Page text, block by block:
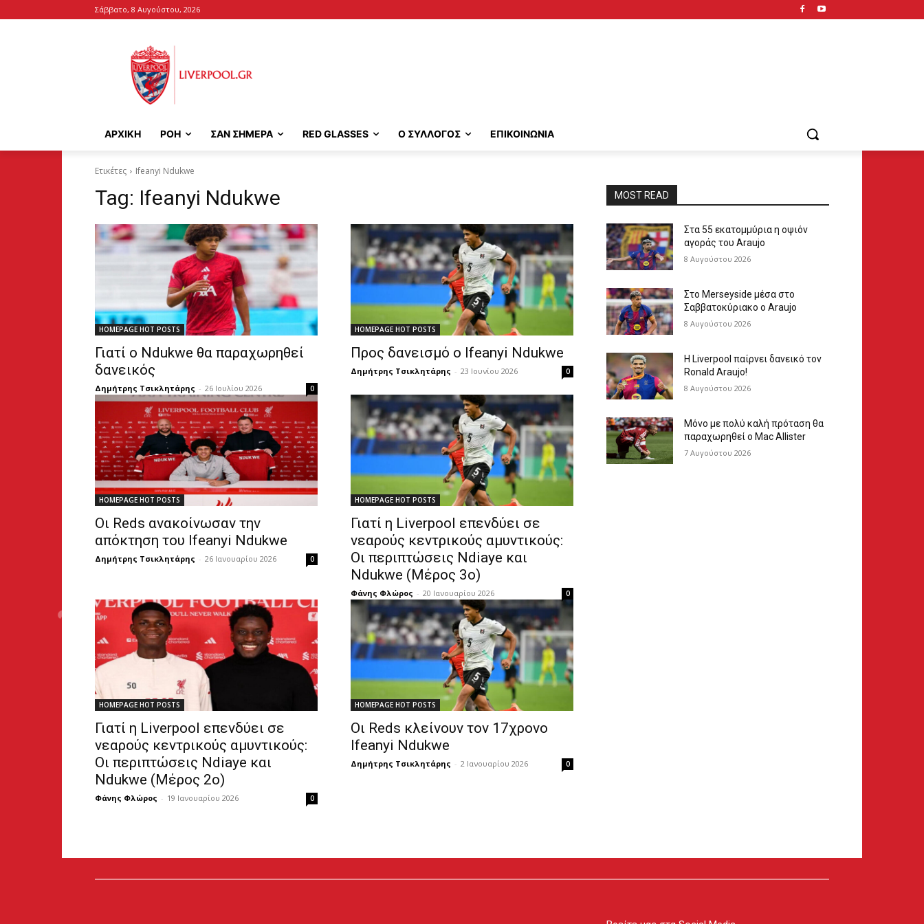
Σάββατο, 8 Αυγούστου, 2026
ΑΡΧΙΚΉ ΡΟΗ ΣΑΝ ΣΗΜΕΡΑ RED GLASSES Ο ΣΥΛΛΟΓΟΣ ΕΠΙΚΟΙΝΩΝΙΑ
Ετικέτες Ifeanyi Ndukwe
Tag: Ifeanyi Ndukwe
HOMEPAGE HOT POSTS
Γιατί ο Ndukwe θα παραχωρηθεί
δανεικός
Δημήτρης Τσικλητάρης - 26 Ιουλίου 2026 0
HOMEPAGE HOT POSTS
Προς δανεισμό ο Ifeanyi Ndukwe
Δημήτρης Τσικλητάρης - 23 Ιουνίου 2026 0
HOMEPAGE HOT POSTS
Οι Reds ανακοίνωσαν την
απόκτηση του Ifeanyi Ndukwe
Δημήτρης Τσικλητάρης - 26 Ιανουαρίου 2026 0
HOMEPAGE HOT POSTS
Γιατί η Liverpool επενδύει σε
νεαρούς κεντρικούς αμυντικούς:
Οι περιπτώσεις Ndiaye και
Ndukwe (Μέρος 3ο)
Φάνης Φλώρος - 20 Ιανουαρίου 2026 0
HOMEPAGE HOT POSTS
Γιατί η Liverpool επενδύει σε
νεαρούς κεντρικούς αμυντικούς:
Οι περιπτώσεις Ndiaye και
Ndukwe (Μέρος 2ο)
Φάνης Φλώρος - 19 Ιανουαρίου 2026 0
HOMEPAGE HOT POSTS
Οι Reds κλείνουν τον 17χρονο
Ifeanyi Ndukwe
Δημήτρης Τσικλητάρης - 2 Ιανουαρίου 2026 0
MOST READ
Στα 55 εκατομμύρια η οψιόν
αγοράς του Araujo
8 Αυγούστου 2026
Στο Merseyside μέσα στο
Σαββατοκύριακο ο Araujo
8 Αυγούστου 2026
Η Liverpool παίρνει δανεικό τον
Ronald Araujo!
8 Αυγούστου 2026
Μόνο με πολύ καλή πρόταση θα
παραχωρηθεί ο Mac Allister
7 Αυγούστου 2026